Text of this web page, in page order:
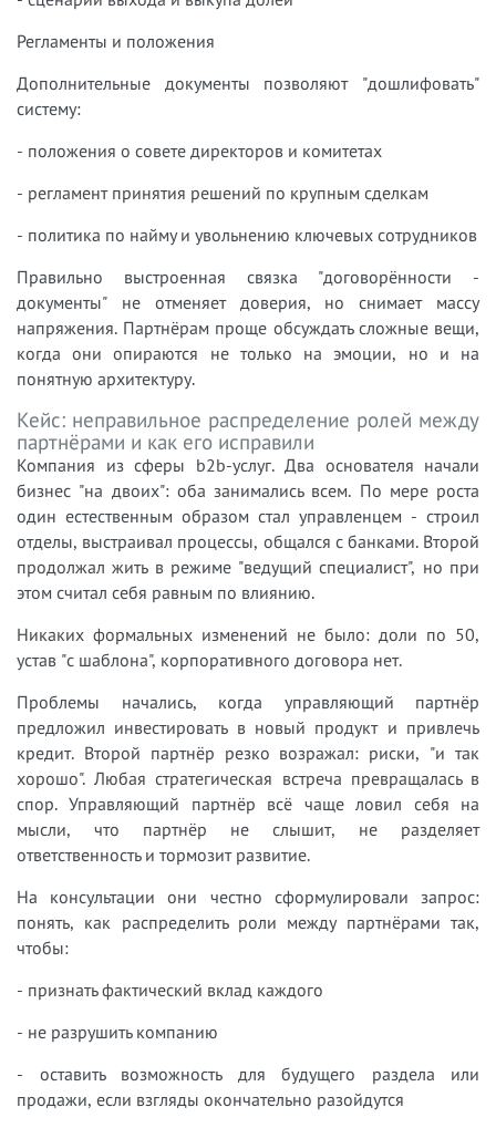
Регламенты и положения
Дополнительные документы позволяют "дошлифовать"
систему:
- положения о совете директоров и комитетах
- регламент принятия решений по крупным сделкам
- политика по найму и увольнению ключевых сотрудников
Правильно выстроенная связка "договорённости -
документы" не отменяет доверия, но снимает массу
напряжения. Партнёрам проще обсуждать сложные вещи,
когда они опираются не только на эмоции, но и на
понятную архитектуру.
Кейс: неправильное распределение ролей между
партнёрами и как его исправили
Компания из сферы b2b-услуг. Два основателя начали
бизнес "на двоих": оба занимались всем. По мере роста
один естественным образом стал управленцем - строил
отделы, выстраивал процессы, общался с банками. Второй
продолжал жить в режиме "ведущий специалист", но при
этом считал себя равным по влиянию.
Никаких формальных изменений не было: доли по 50,
устав "с шаблона", корпоративного договора нет.
Проблемы начались, когда управляющий партнёр
предложил инвестировать в новый продукт и привлечь
кредит. Второй партнёр резко возражал: риски, "и так
хорошо". Любая стратегическая встреча превращалась в
спор. Управляющий партнёр всё чаще ловил себя на
мысли, что партнёр не слышит, не разделяет
ответственность и тормозит развитие.
На консультации они честно сформулировали запрос:
понять, как распределить роли между партнёрами так,
чтобы:
- признать фактический вклад каждого
- не разрушить компанию
- оставить возможность для будущего раздела или
продажи, если взгляды окончательно разойдутся